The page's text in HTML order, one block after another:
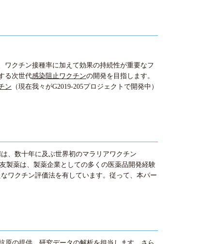
クチン接種率に加えて効果の持続性が重要なフ
る次世代感染阻止ワクチンの開発を目指します。
ン （現在我々がG2019-205プロジェクトで開発中）
、数十年に及ぶ世界初のマラリアワクチン
製薬は、製薬企業としての多くの医薬品開発経験
ワクチン評価法を有しています。従って、本パー